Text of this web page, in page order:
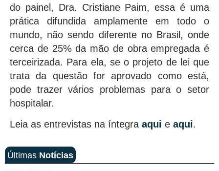
do painel, Dra. Cristiane Paim, essa é uma
prática difundida amplamente em todo o
mundo, não sendo diferente no Brasil, onde
cerca de 25% da mão de obra empregada é
terceirizada. Para ela, se o projeto de lei que
trata da questão for aprovado como está,
pode trazer vários problemas para o setor
hospitalar.
Leia as entrevistas na íntegra aqui e aqui.
Últimas Notícias